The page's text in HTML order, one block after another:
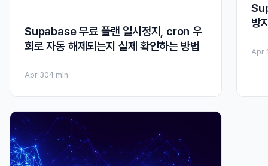
Supabase 무료 플랜 일시정지, cron 우
회로 자동 해제되는지 실제 확인하는 방법
Apr 304 min
방
Apr